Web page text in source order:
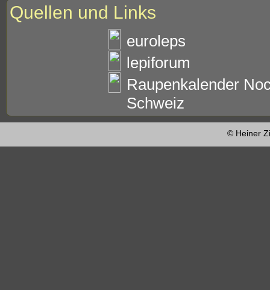
Quellen und Links
euroleps
lepiforum
Raupenkalender
Schweiz
© Heiner